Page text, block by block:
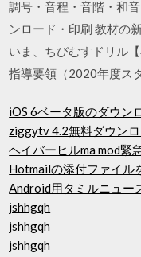
調号・音程・音階・和
ンロード・印刷 教材の
いま、ちびむすドリル
指導要領（2020年度ス
iOS 6ベータ版のダウン
ziggytv 4.2無料ダウン
ヘイバーヒルma mod緊
Hotmailの添付ファイル
Android用タミルニュー
jshhgqh
jshhgqh
jshhgqh